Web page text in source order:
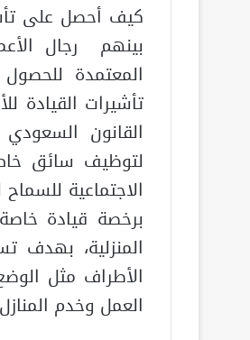
كيف أحصل على
بينهم رجال
المعتمدة
تأشيرات القيادة
القانون
لتوظيف سائق
الاجتماعية
برخصة قيادة
المنزلية، بهدف
الأطراف مثل
العمل وخدم